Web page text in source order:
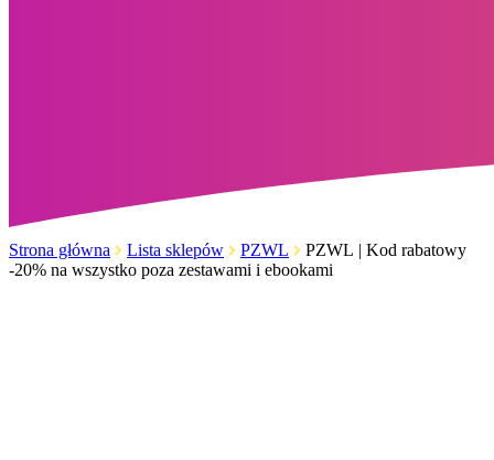
Strona główna Lista sklepów PZWL
PZWL | Kod rabatowy
-20% na wszystko poza zestawami i ebookami